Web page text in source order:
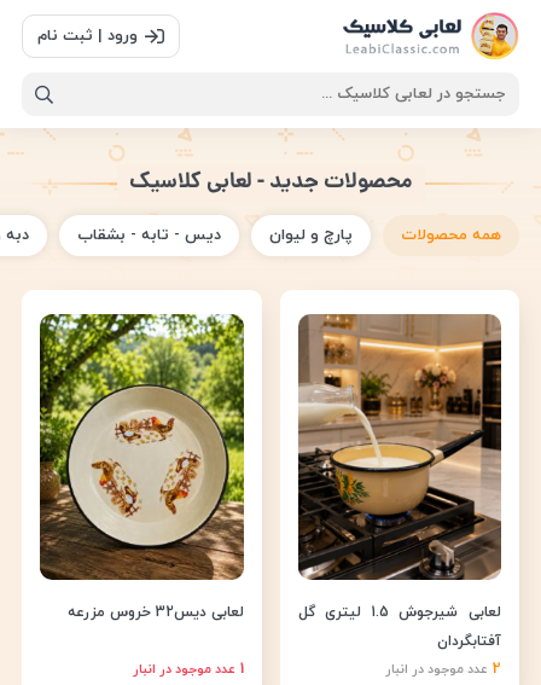
ورود | ثبت نام
محصولات جدید - لعابی کلاسیک
همه محصولات پارچ و لیوان دیس - تابه - بشقاب
2 عدد موجود در انبار
لعابی شیرجوش 1.5 لیتری گل
آفتابگردان
1 عدد موجود در انبار
لعابی دیس32 خروس مزرعه